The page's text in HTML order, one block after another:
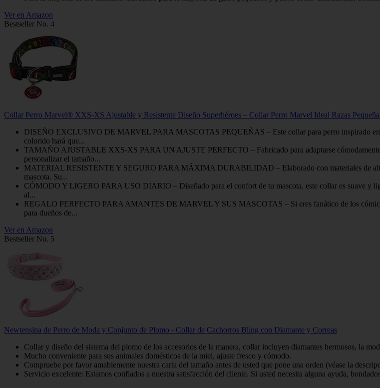
Ver en Amazon
Bestseller No. 4
Collar Perro Marvel® XXS-XS Ajustable y Resistente Diseño Superhéroes – Collar Perro Marvel Ideal Razas
DISEÑO EXCLUSIVO DE MARVEL PARA MASCOTAS PEQUEÑAS – Este collar para perro inspirado en
colorido hará que...
TAMAÑO AJUSTABLE XXS-XS PARA UN AJUSTE PERFECTO – Fabricado para adaptarse cómodamente
personalizar el tamaño...
MATERIAL RESISTENTE Y SEGURO PARA MÁXIMA DURABILIDAD – Elaborado con materiales de alta
mascota. Su...
CÓMODO Y LIGERO PARA USO DIARIO – Diseñado para el confort de tu mascota, este collar es suave y
al...
REGALO PERFECTO PARA AMANTES DE MARVEL Y SUS MASCOTAS – Si eres fanático de los cómics
para dueños de...
Ver en Amazon
Bestseller No. 5
Newtensina de Perro de Moda y Conjunto de Plomo - Collar de Cachorros Bling con Diamante y Correas
Collar y diseño del sistema del plomo de los accesorios de la manera, collar incluyen diamantes hermosos, la
Mucho conveniente para sus animales domésticos de la miel, ajuste fresco y cómodo.
Compruebe por favor amablemente nuestra carta del tamaño antes de usted que pone una orden (véase la
Servicio excelente: Estamos confiados a nuestra satisfacción del cliente. Si usted necesita alguna ayuda,